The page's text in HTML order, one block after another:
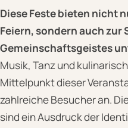
Diese Feste bieten nicht
Feiern, sondern auch zur
Gemeinschaftsgeistes
Musik, Tanz und
Mittelpunkt dieser
zahlreiche Besucher an.
sind ein Ausdruck der